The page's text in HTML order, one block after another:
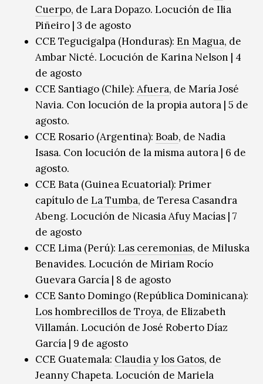
Cuerpo, de Lara Dopazo. Locución de Ilia
Piñeiro | 3 de agosto
CCE Tegucigalpa (Honduras): En Magua, de
Ambar Nicté. Locución de Karina Nelson | 4
de agosto
CCE Santiago (Chile): Afuera, de María José
Navia. Con locución de la propia autora | 5 de
agosto.
CCE Rosario (Argentina): Boab, de Nadia
Isasa. Con locución de la misma autora | 6 de
agosto.
CCE Bata (Guinea Ecuatorial): Primer
capítulo de La Tumba, de Teresa Casandra
Abeng. Locución de Nicasia Afuy Macías | 7
de agosto
CCE Lima (Perú): Las ceremonias, de Miluska
Benavides. Locución de Miriam Rocío
Guevara García | 8 de agosto
CCE Santo Domingo (República Dominicana):
Los hombrecillos de Troya, de Elizabeth
Villamán. Locución de José Roberto Díaz
García | 9 de agosto
CCE Guatemala: Claudia y los Gatos, de
Jeanny Chapeta. Locución de Mariela